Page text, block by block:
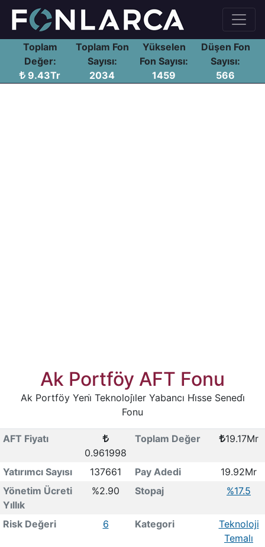
Toplam
Değer:
9.43Tr
Toplam Fon
Sayısı:
2034
Yükselen
Fon Sayısı:
1459
Düşen Fon
Sayısı:
566
Ak Portföy AFT Fonu
Ak Portföy Yeni̇ Teknoloji̇ler Yabancı Hi̇sse Senedi̇
Fonu
AFT Fiyatı
0.961998
Toplam Değer 19.17Mr
Yatırımcı Sayısı 137661 Pay Adedi
19.92Mr
Yönetim Ücreti
Yıllık
%2.90 Stopaj %17.5
Risk Değeri 6 Kategori
Teknoloji
Temalı